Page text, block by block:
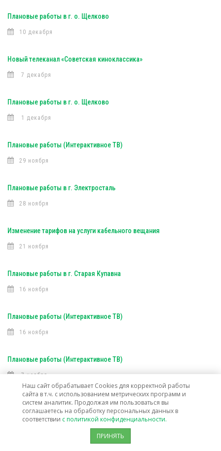
Плановые работы в г. о. Щелково
10 декабря
Новый телеканал «Советская киноклассика»
7 декабря
Плановые работы в г. о. Щелково
1 декабря
Плановые работы (Интерактивное ТВ)
29 ноября
Плановые работы в г. Электросталь
28 ноября
Изменение тарифов на услуги кабельного вещания
21 ноября
Плановые работы в г. Старая Купавна
16 ноября
Плановые работы (Интерактивное ТВ)
16 ноября
Плановые работы (Интерактивное ТВ)
7 ноября
Открыта техническая возможность подключения услуг связи в г. о.
Лосино-Петровский
Наш сайт обрабатывает Cookies для корректной работы
сайта в т.ч. с использованием метрических программ и
систем аналитик. Продолжая им пользоваться вы
соглашаетесь на обработку персональных данных в
соответствии с политикой конфиденциальности.
ПРИНЯТЬ